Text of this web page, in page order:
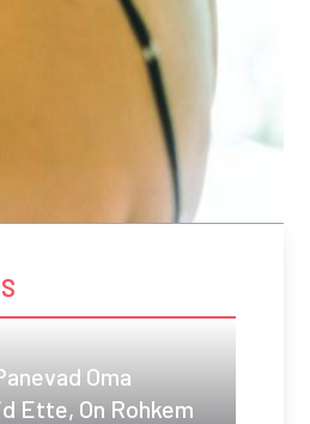
Oma
Ette, On Rohkem